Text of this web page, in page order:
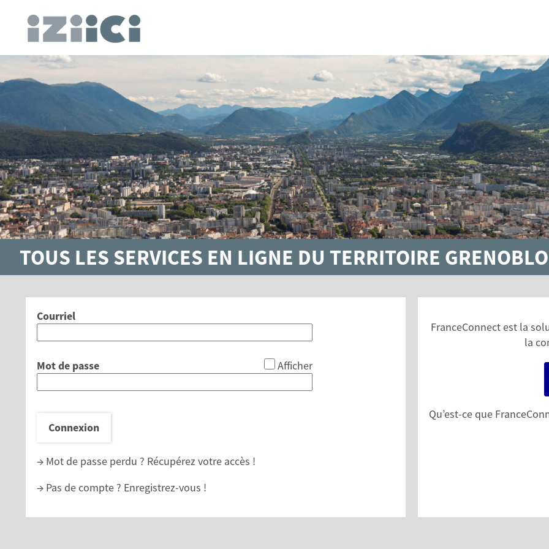
TOUS LES SERVICES EN LIGNE DU TERRITOIRE
Courriel
Mot de passe Afficher
Connexion
→ Mot de passe perdu ? Récupérez votre accès !
→ Pas de compte ? Enregistrez-vous !
FranceConnect est la
la
Qu’est-ce que